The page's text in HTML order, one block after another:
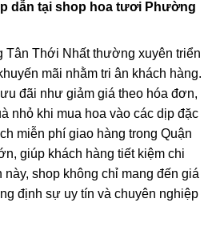
dẫn tại shop hoa tươi Phường
Thới Nhất thường xuyên triển
mãi nhằm tri ân khách hàng.
đãi như giảm giá theo hóa đơn,
nhỏ khi mua hoa vào các dịp đặc
miễn phí giao hàng trong Quận
giúp khách hàng tiết kiệm chi
shop không chỉ mang đến giá
định sự uy tín và chuyên nghiệp